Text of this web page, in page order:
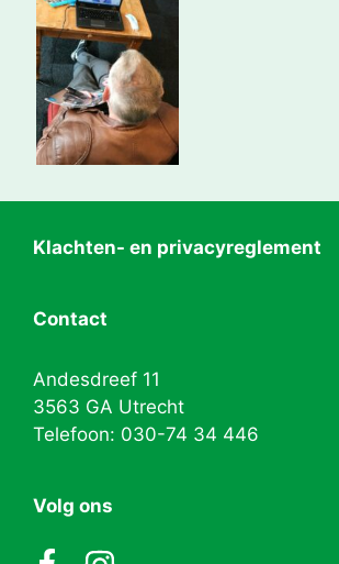
Klachten- en privacyreglement
Contact
Andesdreef 11
3563 GA Utrecht
Telefoon: 030-74 34 446
Volg ons